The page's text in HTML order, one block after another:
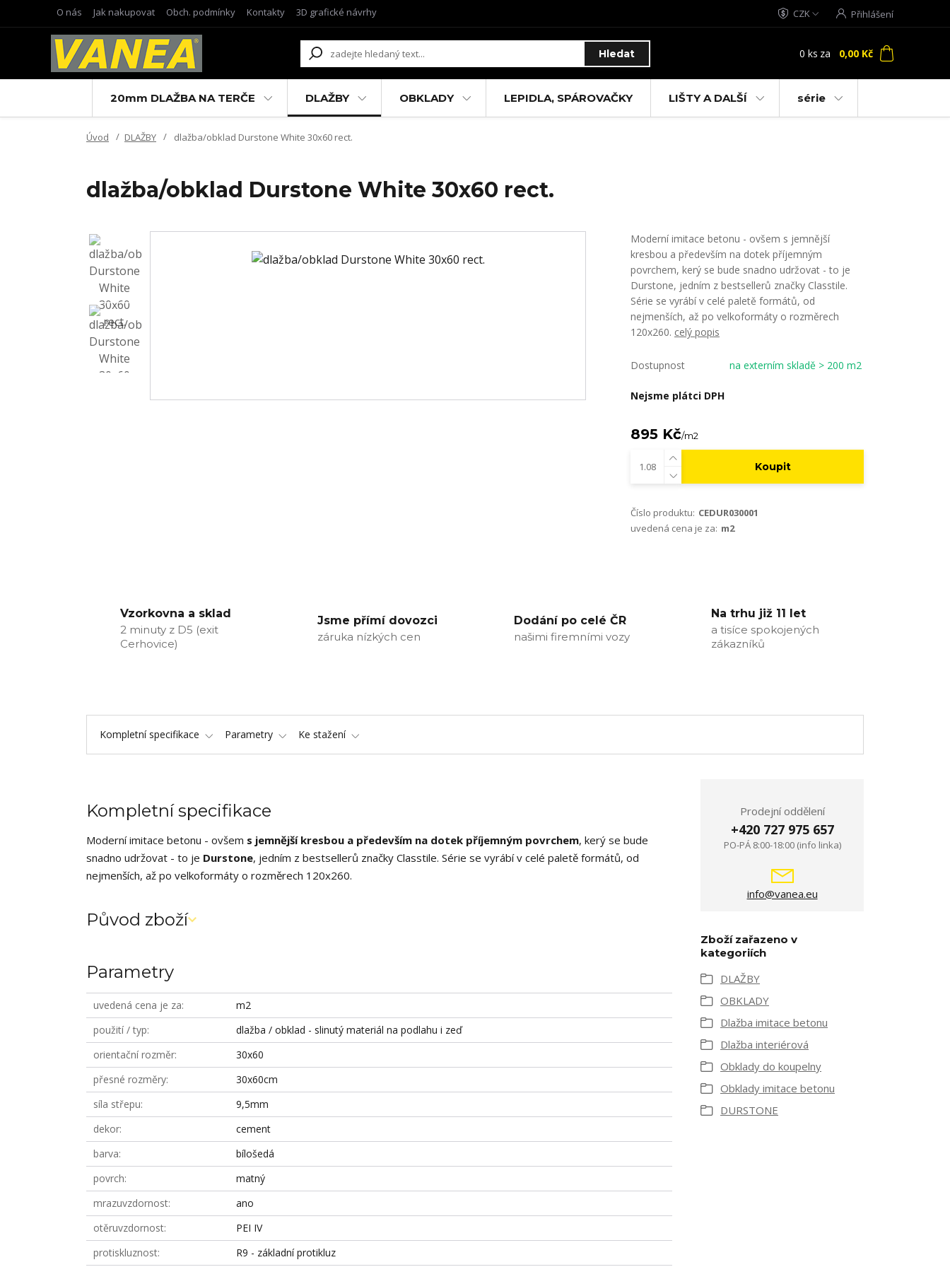
O nás Jak nakupovat Obch. podmínky Kontakty 3D grafické návrhy CZK Přihlášení
Hledat 0 ks za 0,00 Kč
20mm DLAŽBA NA TERČE DLAŽBY OBKLADY LEPIDLA, SPÁROVAČKY LIŠTY A DALŠÍ série
Úvod DLAŽBY dlažba/obklad Durstone White 30x60 rect.
dlažba/obklad Durstone White 30x60 rect.
Moderní imitace betonu - ovšem s jemnější
kresbou a především na dotek příjemným
povrchem, kerý se bude snadno udržovat - to je
Durstone, jedním z bestsellerů značky Classtile.
Série se vyrábí v celé paletě formátů, od
nejmenších, až po velkoformáty o rozměrech
120x260. celý popis
Dostupnost na externím skladě > 200 m2
Nejsme plátci DPH
895 Kč/m2
Koupit
Číslo produktu: CEDUR030001
uvedená cena je za: m2
Vzorkovna a sklad
2 minuty z D5 (exit
Cerhovice)
Jsme přímí dovozci
záruka nízkých cen
Dodání po celé ČR
našimi firemními vozy
Na trhu již 11 let
a tisíce spokojených
zákazníků
Kompletní specifikace Parametry Ke stažení
Kompletní specifikace
Moderní imitace betonu - ovšem s jemnější kresbou a především na dotek příjemným povrchem, kerý se bude
snadno udržovat - to je Durstone, jedním z bestsellerů značky Classtile. Série se vyrábí v celé paletě formátů, od
nejmenších, až po velkoformáty o rozměrech 120x260.
Původ zboží
Parametry
uvedená cena je za
m2
použití / typ
dlažba / obklad - slinutý materiál na podlahu i zeď
orientační rozměr
30x60
přesné rozměry
30x60cm
síla střepu
9,5mm
dekor
cement
barva
bílošedá
povrch
matný
mrazuvzdornost
ano
otěruvzdornost
PEI IV
protiskluznost
R9 - základní protikluz
Prodejní oddělení
+420 727 975 657
PO-PÁ 8:00-18:00 (info linka)
info@vanea.eu
Zboží zařazeno v
kategoriích
DLAŽBY
OBKLADY
Dlažba imitace betonu
Dlažba interiérová
Obklady do koupelny
Obklady imitace betonu
DURSTONE